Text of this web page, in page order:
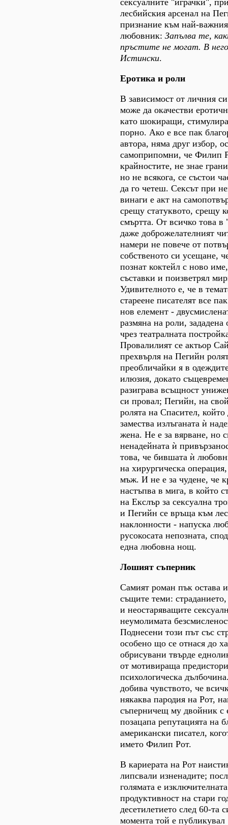
сексуалните "играчки",
лесбийския арсенал на
признание към най-
любовник: Запълва те,
пръстите не могат. В
Истински.
Еротика и роли
В зависимост от личния
може да окачестви
като шокиращи,
порно. Ако е все пак
автора, няма друг избор,
самоприпомни, че Филип
крайностите, не знае
но не всякога, се състои
да го четеш. Сексът при
винаги е акт на
срещу статуквото, срещу
смъртта. От всичко това
даже доброжелателният
намери не повече от
собственото си усещане,
познат коктейл с ново
съставки и поизветрял
Удивителното е, че в
стареене писателят все
нов елемент -
размяна на роли, зададена
чрез театралната
Провалилият се актьор
прехвърля на Пегийн
преобличайки я в
илюзия, докато
разиграва всъщност
си провал; Пегийн, на
ролята на Спасител,
замества излъганата ѝ
жена. Не е за вярване, но
ненадейната ѝ
това, че бившата ѝ
на хирургическа
мъж. И не е за чудене, че
настъпва в мига, в който
на Екслър за сексуална
и Пегийн се връща към
наклонности - напуска
русокосата непозната,
една любовна нощ.
Лошият съперник
Самият роман пък остава
същите теми: страданието,
и неостаряващите
неумолимата
Поднесени този път със
особено що се отнася до
обрисувани твърде
от мотивираща
психологическа
добива чувството, че
някаква пародия на Рот,
съперничещ му двойник с
позацапа репутацията на
американски писател,
името Филип Рот.
В кариерата на Рот
липсвали изненадите;
голямата е
продуктивност на стари
десетилетието след 60-та
момента той е